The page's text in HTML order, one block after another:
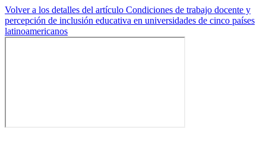
Volver a los detalles del artículo Condiciones de trabajo docente y
percepción de inclusión educativa en universidades de cinco países
latinoamericanos